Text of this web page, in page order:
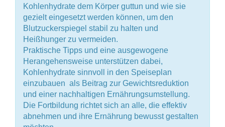
Kohlenhydrate dem Körper guttun und wie sie
gezielt eingesetzt werden können, um den
Blutzuckerspiegel stabil zu halten und
Heißhunger zu vermeiden.
Praktische Tipps und eine ausgewogene
Herangehensweise unterstützen dabei,
Kohlenhydrate sinnvoll in den Speiseplan
einzubauen  als Beitrag zur Gewichtsreduktion
und einer nachhaltigen Ernährungsumstellung.
Die Fortbildung richtet sich an alle, die effektiv
abnehmen und ihre Ernährung bewusst gestalten